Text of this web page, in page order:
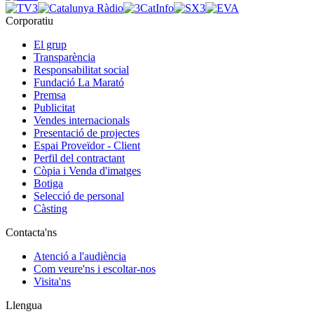
Corporatiu
El grup
Transparència
Responsabilitat social
Fundació La Marató
Premsa
Publicitat
Vendes internacionals
Presentació de projectes
Espai Proveïdor - Client
Perfil del contractant
Còpia i Venda d'imatges
Botiga
Selecció de personal
Càsting
Contacta'ns
Atenció a l'audiència
Com veure'ns i escoltar-nos
Visita'ns
Llengua